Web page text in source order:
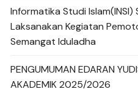
Informatika Studi
Laksanakan Kegiatan
Semangat Iduladha
PENGUMUMAN EDARAN
AKADEMIK 2025/2026